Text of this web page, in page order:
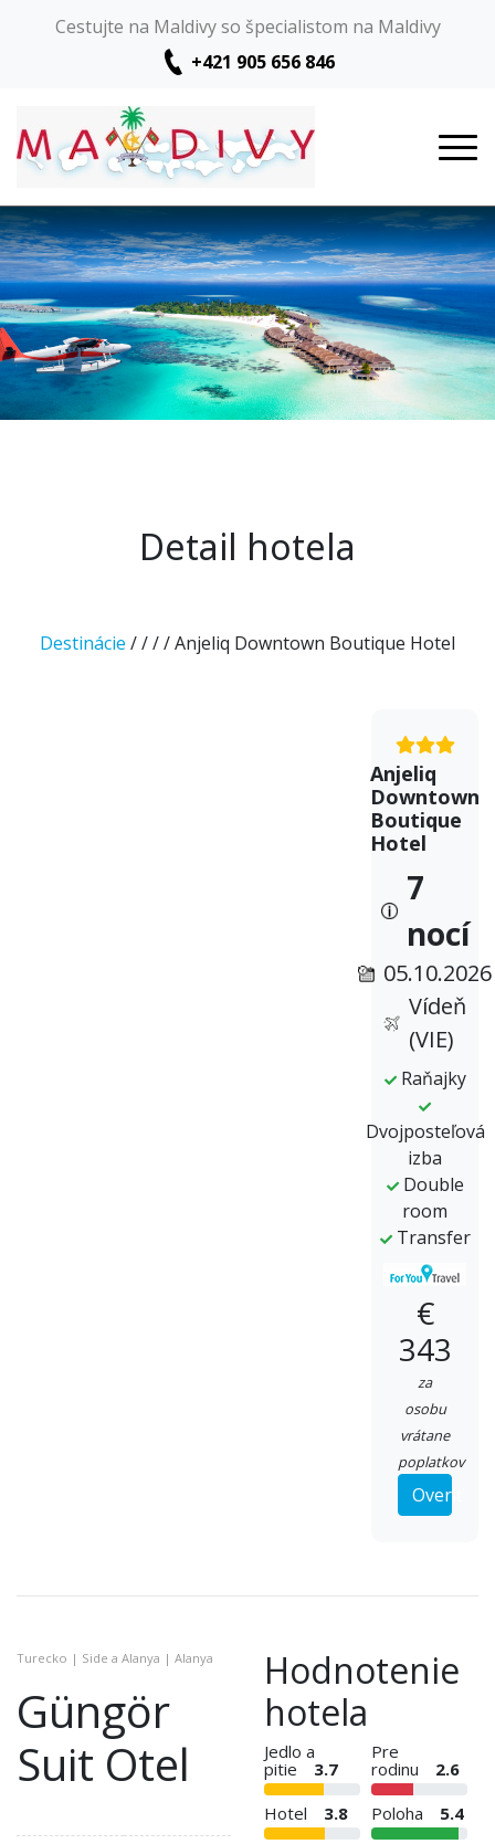
Cestujte na Maldivy so špecialistom na Maldivy
+421 905 656 846
Detail hotela
Destinácie //// Anjeliq Downtown Boutique Hotel
Anjeliq
Downtown
Boutique
Hotel
7
nocí
05.10.2026
Vídeň
(VIE)
Raňajky
Dvojposteľová
izba
Double
room
Transfer
€
343
za
osobu
vrátane
poplatkov
Overiť
Turecko | Side a Alanya | Alanya
Güngör
Suit Otel
Hodnotenie
hotela
Jedlo a
pitie
3.7
Pre
rodinu
2.6
Hotel
3.8 Poloha
5.4